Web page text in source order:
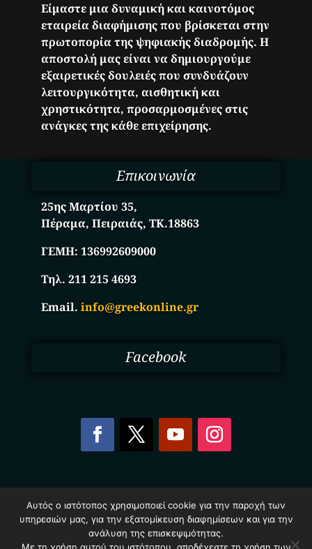
Είμαστε μια δυναμική και καινοτόμος
εταιρεία διαφήμισης που βρίσκεται στην
πρωτοπορία της ψηφιακής διαδρομής. Η
αποστολή μας είναι να δημιουργούμε
εξαιρετικές δουλειές που συνδυάζουν
λειτουργικότητα, αισθητική και
χρηστικότητα, προσαρμοσμένες στις
ανάγκες της κάθε επιχείρησης.
Επικοινωνία
25ης Μαρτίου 35,
Πέραμα, Πειραιάς, ΤΚ.18863
ΓΕΜΗ:136992609000
Τηλ. 211 215 4693
Email.info@greekonline.gr
Facebook
Επιχειρήσεων Ελλάδας – Greekonline.gr. All Rights
Reserved.
Όροι & Προυποθέσεις–Προστασία Προσωπικών
Αυτός ο ιστότοπος χρησιμοποιεί cookie για την παροχή των
υπηρεσιών μας, για την εξατομίκευση διαφημίσεων και για την
ανάλυση της επισκεψιμότητας.